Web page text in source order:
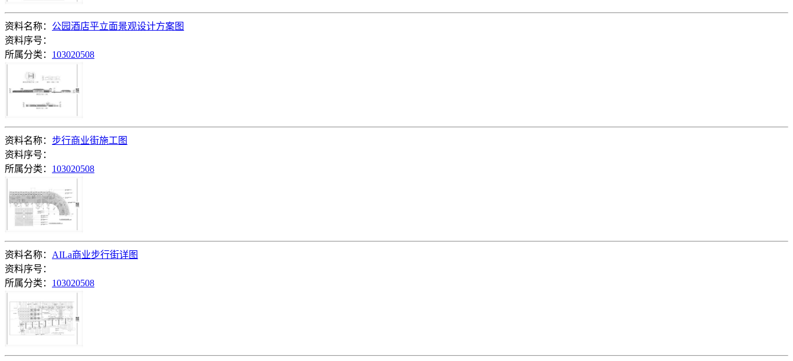
资料名称： 公园酒店平立面景观设计方案图
资料序号：
所属分类： 103020508
资料名称： 步行商业街施工图
资料序号：
所属分类： 103020508
资料名称： AILa商业步行街详图
资料序号：
所属分类： 103020508